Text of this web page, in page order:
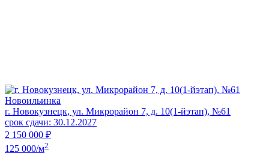
Новоильинка
г. Новокузнецк, ул. Микрорайон 7, д. 10(1-йэтап), №61
срок сдачи: 30.12.2027
2 150 000 ₽
125 000/м2